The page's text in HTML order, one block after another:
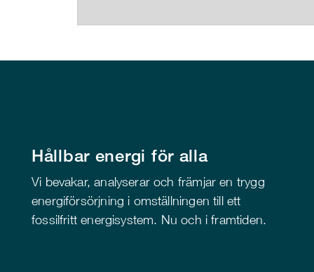
Hållbar energi för alla
Vi bevakar, analyserar och främjar en trygg
energiförsörjning i omställningen till ett
fossilfritt energisystem. Nu och i framtiden.